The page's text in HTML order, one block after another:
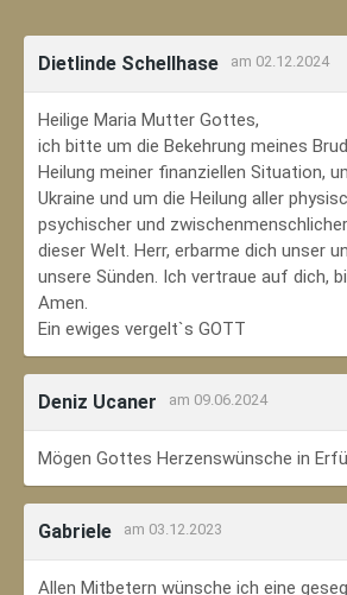
Dietlinde Schellhase am 02.12.2024
Heilige Maria Mutter Gottes,
ich bitte um die Bekehrung meines
Heilung meiner finanziellen Situation,
Ukraine und um die Heilung aller
psychischer und
dieser Welt. Herr, erbarme dich unser
unsere Sünden. Ich vertraue auf dich,
Amen.
Ein ewiges vergelt`s GOTT
Deniz Ucaner am 09.06.2024
Mögen Gottes Herzenswünsche in
Gabriele am 03.12.2023
Allen Mitbetern wünsche ich eine